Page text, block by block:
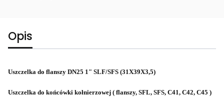
Opis
Uszczelka do flanszy DN25 1" SLF/SFS (31X39X3,5)
Uszczelka do końcówki kołnierzowej ( flanszy, SFL, SFS, C41, C42, C45 )